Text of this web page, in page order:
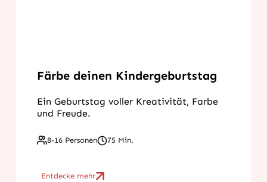
Färbe deinen Kindergeburtstag
Ein Geburtstag voller Kreativität, Farbe
und Freude.
8-16 Personen 75 Min.
Entdecke mehr